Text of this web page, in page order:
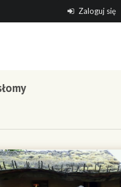
Zaloguj się